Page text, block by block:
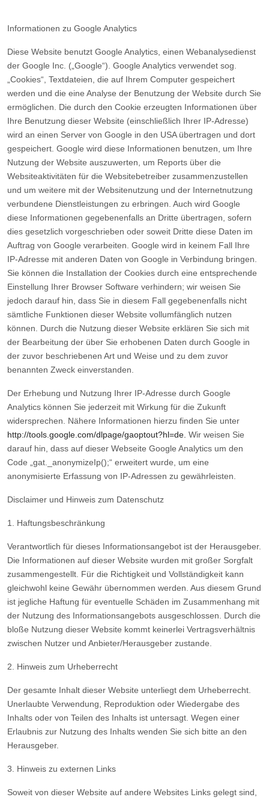
Informationen zu Google Analytics
Diese Website benutzt Google Analytics, einen Webanalysedienst
der Google Inc. („Google“). Google Analytics verwendet sog.
„Cookies“, Textdateien, die auf Ihrem Computer gespeichert
werden und die eine Analyse der Benutzung der Website durch Sie
ermöglichen. Die durch den Cookie erzeugten Informationen über
Ihre Benutzung dieser Website (einschließlich Ihrer IP-Adresse)
wird an einen Server von Google in den USA übertragen und dort
gespeichert. Google wird diese Informationen benutzen, um Ihre
Nutzung der Website auszuwerten, um Reports über die
Websiteaktivitäten für die Websitebetreiber zusammenzustellen
und um weitere mit der Websitenutzung und der Internetnutzung
verbundene Dienstleistungen zu erbringen. Auch wird Google
diese Informationen gegebenenfalls an Dritte übertragen, sofern
dies gesetzlich vorgeschrieben oder soweit Dritte diese Daten im
Auftrag von Google verarbeiten. Google wird in keinem Fall Ihre
IP-Adresse mit anderen Daten von Google in Verbindung bringen.
Sie können die Installation der Cookies durch eine entsprechende
Einstellung Ihrer Browser Software verhindern; wir weisen Sie
jedoch darauf hin, dass Sie in diesem Fall gegebenenfalls nicht
sämtliche Funktionen dieser Website vollumfänglich nutzen
können. Durch die Nutzung dieser Website erklären Sie sich mit
der Bearbeitung der über Sie erhobenen Daten durch Google in
der zuvor beschriebenen Art und Weise und zu dem zuvor
benannten Zweck einverstanden.
Der Erhebung und Nutzung Ihrer IP-Adresse durch Google
Analytics können Sie jederzeit mit Wirkung für die Zukunft
widersprechen. Nähere Informationen hierzu finden Sie unter
http://tools.google.com/dlpage/gaoptout?hl=de. Wir weisen Sie
darauf hin, dass auf dieser Webseite Google Analytics um den
Code „gat._anonymizeIp();“ erweitert wurde, um eine
anonymisierte Erfassung von IP-Adressen zu gewährleisten.
Disclaimer und Hinweis zum Datenschutz
1. Haftungsbeschränkung
Verantwortlich für dieses Informationsangebot ist der Herausgeber.
Die Informationen auf dieser Website wurden mit großer Sorgfalt
zusammengestellt. Für die Richtigkeit und Vollständigkeit kann
gleichwohl keine Gewähr übernommen werden. Aus diesem Grund
ist jegliche Haftung für eventuelle Schäden im Zusammenhang mit
der Nutzung des Informationsangebots ausgeschlossen. Durch die
bloße Nutzung dieser Website kommt keinerlei Vertragsverhältnis
zwischen Nutzer und Anbieter/Herausgeber zustande.
2. Hinweis zum Urheberrecht
Der gesamte Inhalt dieser Website unterliegt dem Urheberrecht.
Unerlaubte Verwendung, Reproduktion oder Wiedergabe des
Inhalts oder von Teilen des Inhalts ist untersagt. Wegen einer
Erlaubnis zur Nutzung des Inhalts wenden Sie sich bitte an den
Herausgeber.
3. Hinweis zu externen Links
Soweit von dieser Website auf andere Websites Links gelegt sind,